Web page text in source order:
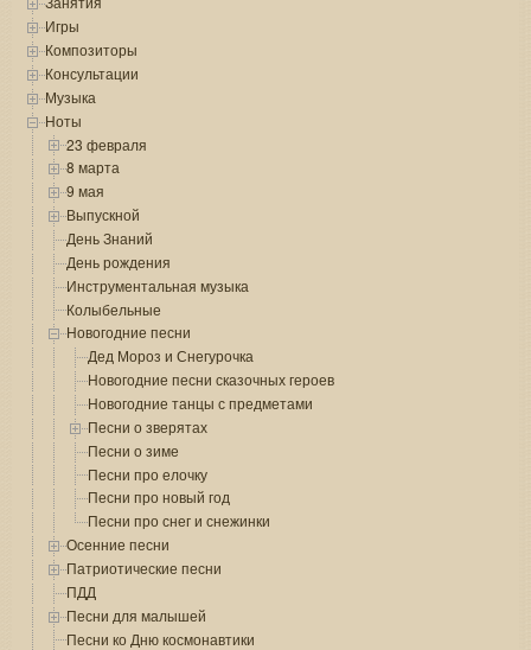
Игры
Композиторы
Консультации
Музыка
Ноты
23 февраля
8 марта
9 мая
Выпускной
День Знаний
День рождения
Инструментальная музыка
Колыбельные
Новогодние песни
Дед Мороз и Снегурочка
Новогодние песни сказочных героев
Новогодние танцы с предметами
Песни о зверятах
Песни о зиме
Песни про елочку
Песни про новый год
Песни про снег и снежинки
Осенние песни
Патриотические песни
ПДД
Песни для малышей
Песни ко Дню космонавтики